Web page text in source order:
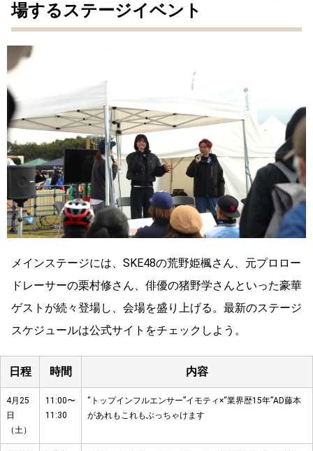
場するステージイベント
メインステージには、SKE48の荒野姫楓さん、元プロロー
ドレーサーの栗村修さん、俳優の猪野学さんといった豪華
ゲストが続々登場し、会場を盛り上げる。最新のステージ
スケジュールは公式サイトをチェックしよう。
日程 時間 内容
4月25
日
（土）
11:00〜
11:30
“トップインフルエンサー”イモティ×“業界歴15年”AD藤本
があれもこれもぶっちゃけます